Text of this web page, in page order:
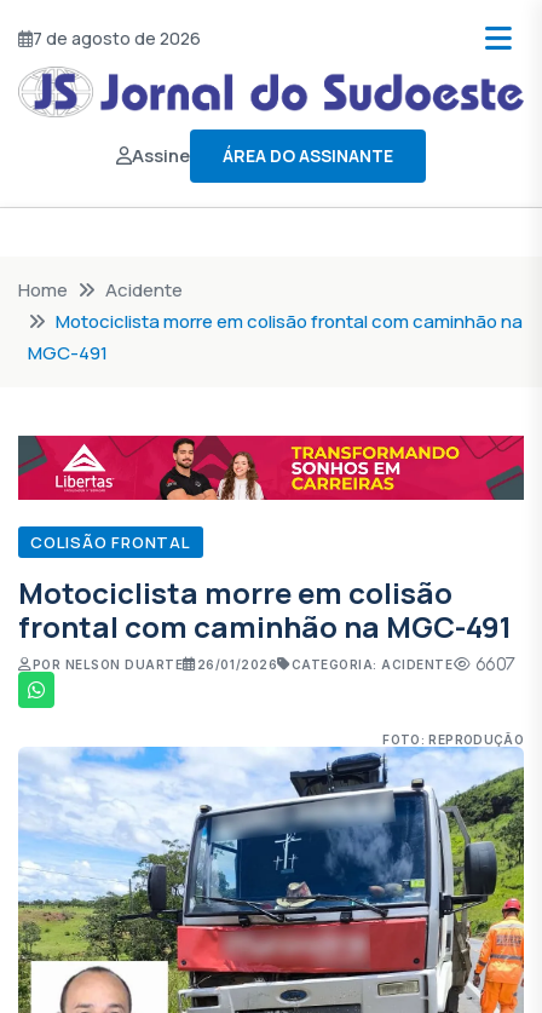
7 de agosto de 2026
Assine ÁREA DO ASSINANTE
Home
Acidente
Motociclista morre em colisão frontal com caminhão na
MGC-491
COLISÃO FRONTAL
Motociclista morre em colisão
frontal com caminhão na MGC-491
POR NELSON DUARTE 26/01/2026 CATEGORIA: ACIDENTE 6607
FOTO: REPRODUÇÃO